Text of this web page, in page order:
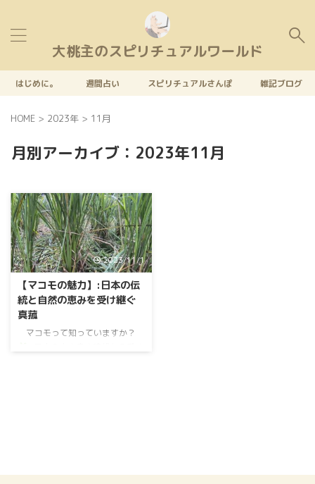
大桃主のスピリチュアルワールド
はじめに。 週間占い スピリチュアルさんぽ 雑記ブログ
HOME > 2023年 > 11月
月別アーカイブ：2023年11月
2023/11/1
【マコモの魅力】:日本の伝
統と自然の恵みを受け継ぐ
真菰
マコモって知っていますか？
力を一緒に探っていきましょう！